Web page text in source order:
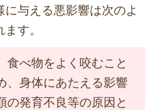
に与える悪影響は次のよ
す。
食べ物をよく咬むこと
、身体にあたえる影響
の発育不良等の原因と